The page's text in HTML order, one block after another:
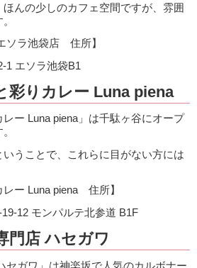
んの少しのカフェ空間ですが、雰囲
ソラ池袋店 住所】
1 エソラ池袋B1
彩りカレー Luna piena
レー Luna piena」は千駄ヶ谷にオープ
うことで、これらに目がない方には
レー Luna piena 住所】
12 モンパルテ北参道 B1F
門店 ハセガワ
セガワ」は神楽坂で人気のカルボナー